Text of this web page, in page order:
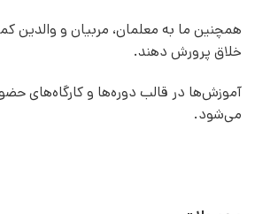
همچنین ما به معلمان، مربیان و والدین
خلاق پرورش دهند.
آموزش‌ها در قالب دوره‌ها و کارگاه‌های
می‌شود.